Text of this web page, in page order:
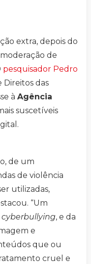
extra, depois do
de
pesquisador Pedro
Direitos das
à Agência
suscetíveis
de um
de violência
utilizadas,
“Um
cyberbullying, e da
e
que ou
cruel e